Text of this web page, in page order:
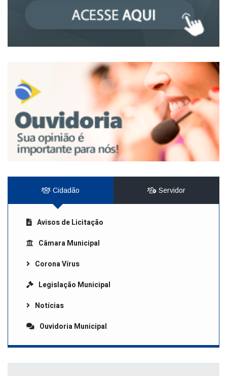
Cidadão Servidor
Avisos de Licitação
Câmara Municipal
Corona Vírus
Legislação Municipal
Notícias
Ouvidoria Municipal